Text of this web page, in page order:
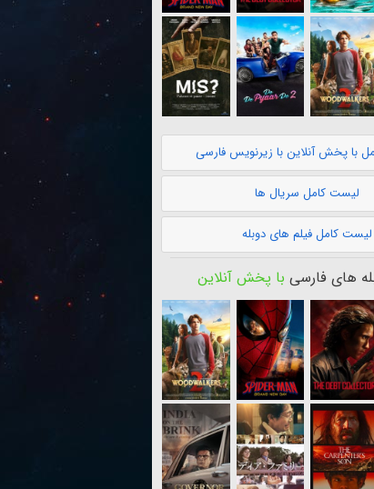
با پخش آنلاین با زیرنویس فارسی
لیست کامل سریال ها
لیست کامل فیلم های دوبله
های فارسی با پخش آنلاین